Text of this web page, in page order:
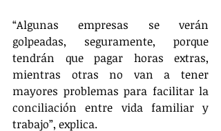
“Algunas empresas se verán
golpeadas, seguramente, porque
tendrán que pagar horas extras,
mientras otras no van a tener
mayores problemas para facilitar la
conciliación entre vida familiar y
trabajo”, explica.